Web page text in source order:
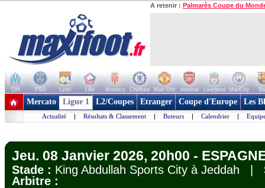
A retenir : Palmarès Coupe du
OM PSG Lyon Lille Monaco Chelsea Man Utd Arsenal Liverpool ManCity
+ de clubs
Mercato Ligue 1 L2/Coupes Etranger Coupe d'Europe Les
Actualité | Résultats & Classement | Buteurs | Calendrier |
Jeu. 08 Janvier 2026, 20h00 -
Stade : King Abdullah Sports City à Jeddah |
Arbitre :